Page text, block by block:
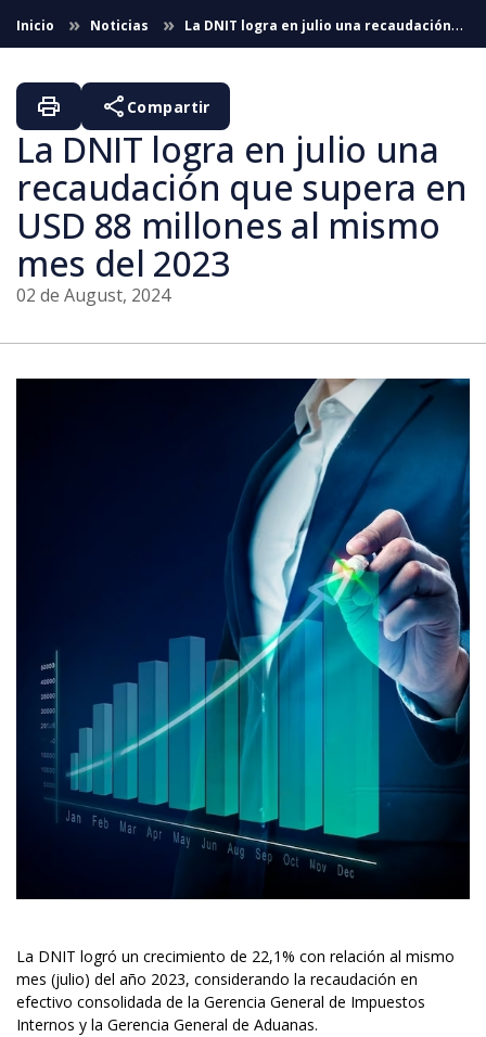
Skip to Main Content
Inicio Noticias
La DNIT logra en julio una recaudación
que supera en USD 88 millones al mismo mes del 2023
La DNIT logra en julio una
recaudación que supera en
USD 88 millones al mismo
mes del 2023
02 de August, 2024
print share Compartir
La DNIT logró un crecimiento de 22,1% con relación al mismo
mes (julio) del año 2023, considerando la recaudación en
efectivo consolidada de la Gerencia General de Impuestos
Internos y la Gerencia General de Aduanas.